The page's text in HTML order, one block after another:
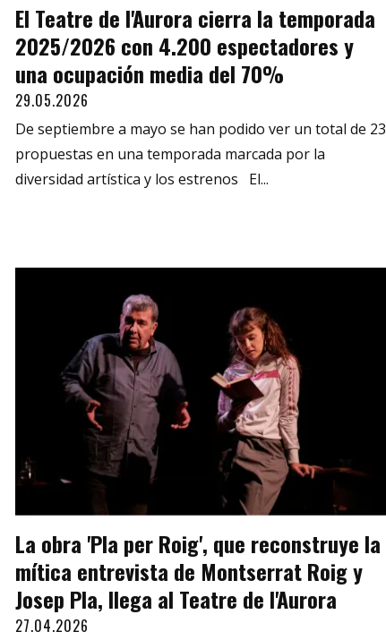
El Teatre de l'Aurora cierra la temporada
2025/2026 con 4.200 espectadores y
una ocupación media del 70%
29.05.2026
De septiembre a mayo se han podido ver un total de 23
propuestas en una temporada marcada por la
diversidad artística y los estrenos El...
La obra 'Pla per Roig', que reconstruye la
mítica entrevista de Montserrat Roig y
Josep Pla, llega al Teatre de l'Aurora
27.04.2026